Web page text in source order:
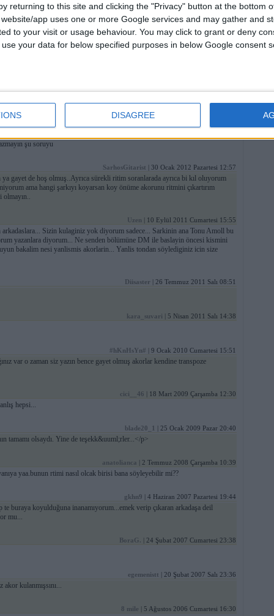
returning to this site and clicking the "Privacy" button at the bottom
app uses one or more Google services and may gather and
to your visit or usage behaviour. You may click to grant or deny
your data for below specified purposes in below Google consent
DISAGREE
Kaldım için Kullanıcı Görüşleri
ya gayet de hoş olmuş..Ayrıca sürekli ritim soranlarada
ölçülerini hiç bişey bilmiyorum ama hangi şarkıyı koyarsan
belli başlı kalıplara koymayın ezberci olmayın..
ara sıra ritim soruyorum ama çok darda kaldığımda bi türlü bulamadığım da
yanş normaldir adam ritmi bulamaz burda hiçbirimiz gitarın herşeyini
şu soruyu
SarhosGitarist | 30 Ocak 2012 Pazartesi 12:57
gayet de hoş olmuş..Ayrıca sürekli ritim soranlarada ayrıca bi kıl oluyorum
ama hangi şarkıyı koyarsan koy önüme akorunu ritmini çıkartırım
olmayın..
Uzen | 10 Eylül 2011 Cumartesi 15:55
Sizin kulaginiz yok diyorum sadece... Sarkinin ana Tonu Amoll bu
yazanlara diyorum... Ne senden bölümüne DM ile baslayin öncesi kismini
bakalim nesi yanlismis akorlarin... Yanlis tondan söylediginiz icin size
Diisaster | 26 Temmuz 2011 Salı 08:51
kara_suvari | 5 Nisan 2011 Salı 14:38
#hKnHsYn# | 9 Ocak 2010 Cumartesi 15:51
var o zaman siz yazın bence gayet olmuş akorlar kendine transpoze
cici__46 | 18 Mart 2009 Çarşamba 12:30
hepsi...
blade20_1 | 25 Ocak 2009 Pazar 20:40
tamamı olsaydı. Yine de teşekk&uuml;rler...</p>
anatolianca | 2 Temmuz 2008 Çarşamba 10:39
yaa.bunun rtimi nasıl olcak birisi bana söyleyebilir mi??
gkhn9 | 4 Haziran 2007 Pazartesi 19:44
buraya koyulduğuna inanamıyorum...emek verip çıkaran arkadaşa deil
mu...
BoraG. | 24 Şubat 2007 Cumartesi 23:38
egemenistt | 20 Şubat 2007 Salı 23:36
kulanmışsını...
8 mile | 5 Ağustos 2006 Cumartesi 16:30